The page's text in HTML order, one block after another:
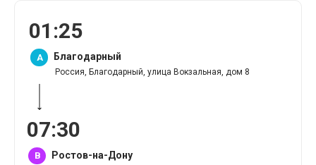
01 :25
A Благодарный
Россия, Благодарный, улица Вокзальная, дом 8
07:30
B Ростов-на-Дону